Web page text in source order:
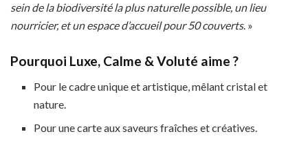
sein de la biodiversité la plus naturelle possible, un lieu
nourricier, et un espace d’accueil pour 50 couverts. »
Pourquoi Luxe, Calme & Voluté aime ?
Pour le cadre unique et artistique, mêlant cristal et
nature.
Pour une carte aux saveurs fraîches et créatives.